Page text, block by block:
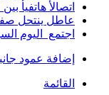
اتصالأ هاتفيأ
عاطل ينتحل
اجتمع اليوم
إضافة عمود
القائمة